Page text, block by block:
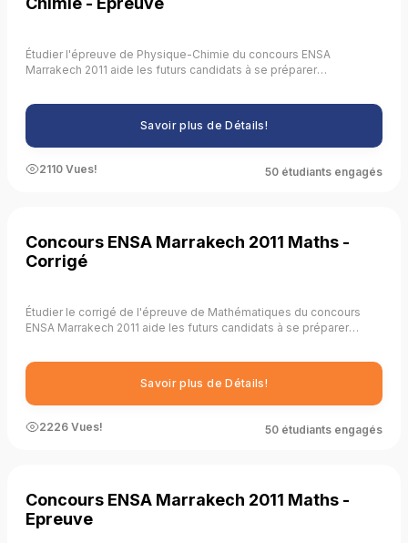
Étudier l'épreuve de Physique-Chimie du concours ENSA
Marrakech 2011 aide les futurs candidats à se préparer
pratiquant la résolution de problèmes, en améliorant la gestion du
temps, en évaluant leur niveau de préparation, en se familiarisant
avec le format de l'examen, en développant des stratégies de
réponse, en améliorant leurs compétences analytiques et en
renforçant leurs connaissances fondamentales.
Savoir plus de Détails!
2110 Vues! 50 étudiants engagés
Concours ENSA Marrakech 2011 Maths -
Corrigé
Étudier le corrigé de l'épreuve de Mathématiques du concours
ENSA Marrakech 2011 aide les futurs candidats à se préparer
les concepts clés, en améliorant les compétences en résolution
de problèmes, en développant des stratégies de réponse, en
évaluant leur niveau de préparation, en se familiarisant avec le
niveau de difficulté, en pratiquant la rédaction des réponses, en
renforçant les compétences analytiques et en permettant une
Savoir plus de Détails!
2226 Vues! 50 étudiants engagés
Concours ENSA Marrakech 2011 Maths -
Epreuve